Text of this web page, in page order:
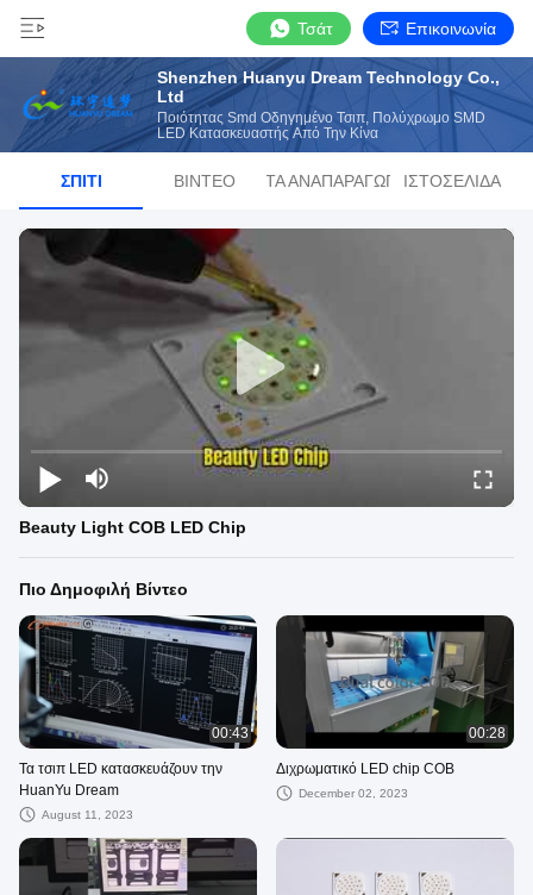
Τσάτ Επικοινωνία
Shenzhen Huanyu Dream Technology Co.,
Ltd
Ποιότητας Smd Οδηγημένο Τσιπ, Πολύχρωμο SMD
LED Κατασκευαστής Από Την Κίνα
ΣΠΊΤΙ ΒΊΝΤΕΟ ΛΊΣΤΑ ΑΝΑΠΑΡΑΓΩΓΉΣΙΣΤΟΣΕΛΊΔΑ
Beauty Light COB LED Chip
Πιο Δημοφιλή Βίντεο
00:43
Τα τσιπ LED κατασκευάζουν την
HuanYu Dream
August 11, 2023
00:28
Διχρωματικό LED chip COB
December 02, 2023